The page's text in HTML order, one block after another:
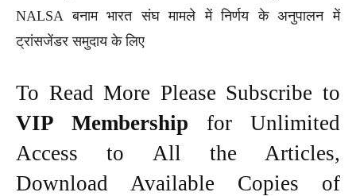
NALSA बनाम भारत संघ मामले में निर्णय के अनुपालन में
ट्रांसजेंडर समुदाय के लिए
To Read More Please Subscribe to
VIP Membership for Unlimited
Access to All the Articles,
Download Available Copies of